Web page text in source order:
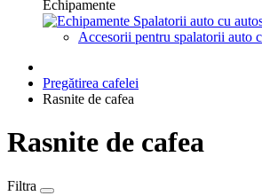
Echipamente
Spalatorii auto cu
Accesorii pentru spalatorii auto
Pregătirea cafelei
Rasnite de cafea
Rasnite de cafea
Filtra